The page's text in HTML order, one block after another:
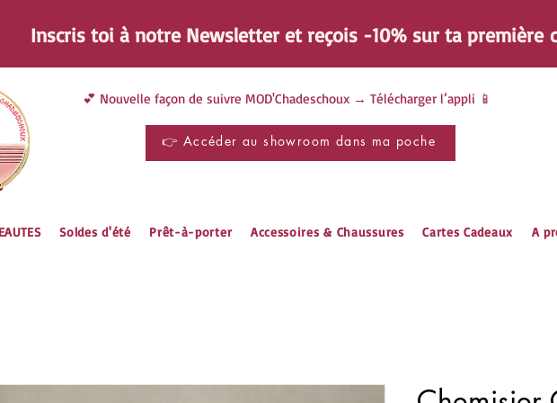
Inscris toi à notre Newsletter et reçois -10% sur ta première
💕 Nouvelle façon de suivre MOD'Chadeschoux → Télécharger l’appli 📱
👉 Accéder au showroom dans ma poche
Soldes d'été Prêt-à-porter Accessoires & Chaussures Cartes Cadeaux A